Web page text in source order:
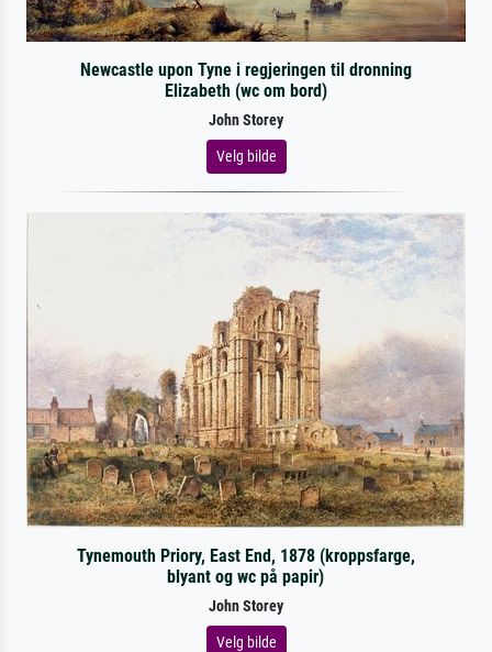
Newcastle upon Tyne i regjeringen til dronning
Elizabeth (wc om bord)
John Storey
Velg bilde
Tynemouth Priory, East End, 1878 (kroppsfarge,
blyant og wc på papir)
John Storey
Velg bilde